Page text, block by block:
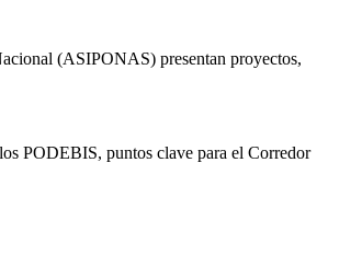
(ASIPONAS) presentan proyectos,
PODEBIS, puntos clave para el Corredor